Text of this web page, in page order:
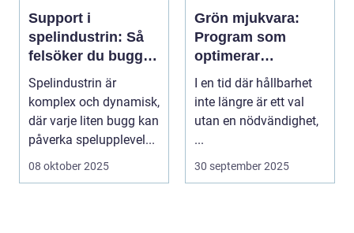
Support i
spelindustrin: Så
felsöker du buggar
och förbättrar
spelupplevelsen
Spelindustrin är
komplex och dynamisk,
där varje liten bugg kan
påverka spelupplevel...
08 oktober 2025
Grön mjukvara:
Program som
optimerar
energiförbrukning i
hem och företag
I en tid där hållbarhet
inte längre är ett val
utan en nödvändighet,
...
30 september 2025